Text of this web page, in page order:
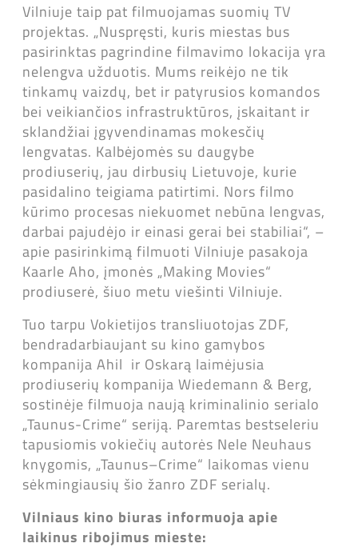
Vilniuje taip pat filmuojamas suomių TV
projektas. „Nuspręsti, kuris miestas bus
pasirinktas pagrindine filmavimo lokacija yra
nelengva užduotis. Mums reikėjo ne tik
tinkamų vaizdų, bet ir patyrusios komandos
bei veikiančios infrastruktūros, įskaitant ir
sklandžiai įgyvendinamas mokesčių
lengvatas. Kalbėjomės su daugybe
prodiuserių, jau dirbusių Lietuvoje, kurie
pasidalino teigiama patirtimi. Nors filmo
kūrimo procesas niekuomet nebūna lengvas,
darbai pajudėjo ir einasi gerai bei stabiliai“, –
apie pasirinkimą filmuoti Vilniuje pasakoja
Kaarle Aho, įmonės „Making Movies“
prodiuserė, šiuo metu viešinti Vilniuje.
Tuo tarpu Vokietijos transliuotojas ZDF,
bendradarbiaujant su kino gamybos
kompanija Ahil ir Oskarą laimėjusia
prodiuserių kompanija Wiedemann & Berg,
sostinėje filmuoja naują kriminalinio serialo
„Taunus-Crime“ seriją. Paremtas bestseleriu
tapusiomis vokiečių autorės Nele Neuhaus
knygomis, „Taunus–Crime“ laikomas vienu
sėkmingiausių šio žanro ZDF serialų.
Vilniaus kino biuras informuoja apie
laikinus ribojimus mieste: